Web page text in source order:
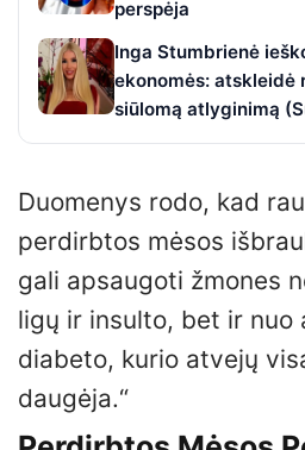
perspėja
Inga Stumbrienė
ekonomės: atskleidė
siūlomą atlyginimą
Duomenys rodo, kad
perdirbtos mėsos
gali apsaugoti žmones
ligų ir insulto, bet ir nuo
diabeto, kurio atvejų
daugėja.“